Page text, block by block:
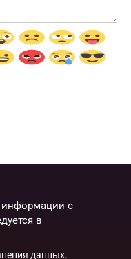
информации с
в
данных.